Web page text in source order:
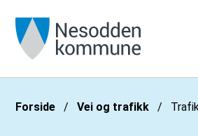
Du er her:
Forside Vei og trafikk